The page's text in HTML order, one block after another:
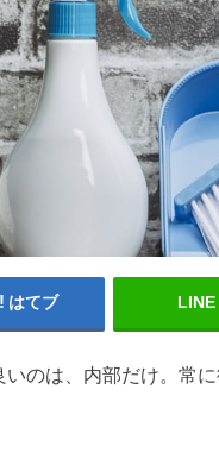
はてブ LINE
のは、内部だけ。常